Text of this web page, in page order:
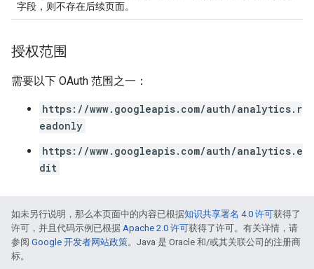
字段，则不存在后续页面。
授权范围
需要以下 OAuth 范围之一：
https://www.googleapis.com/auth/analytics.r
eadonly
https://www.googleapis.com/auth/analytics.e
dit
如未另行说明，那么本页面中的内容已根据知识共享署名 4.0 许可获得了
许可，并且代码示例已根据 Apache 2.0 许可获得了许可。有关详情，请
参阅 Google 开发者网站政策。Java 是 Oracle 和/或其关联公司的注册商
标。